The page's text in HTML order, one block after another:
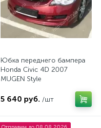
Юбка переднего бампера
Honda Civic 4D 2007
MUGEN Style
5 640 руб. /шт